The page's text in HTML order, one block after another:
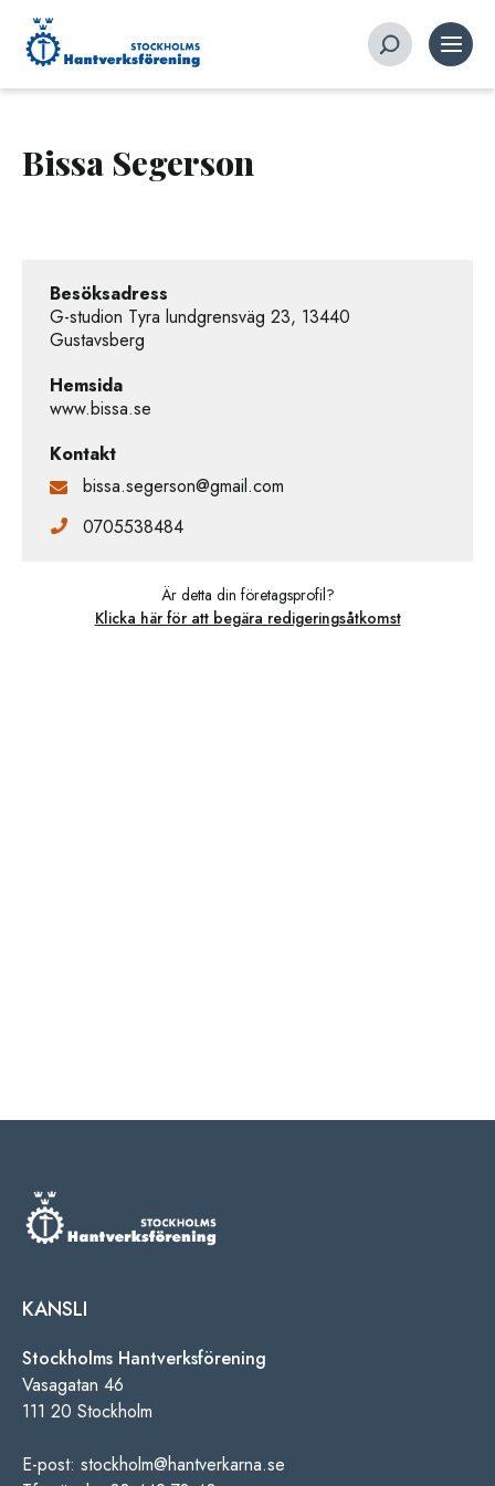
Bissa Segerson
Besöksadress
G-studion Tyra lundgrensväg 23, 13440
Gustavsberg
Hemsida
www.bissa.se
Kontakt
bissa.segerson@gmail.com
0705538484
Är detta din företagsprofil?
Klicka här för att begära redigeringsåtkomst
KANSLI
Stockholms Hantverksförening
Vasagatan 46
111 20 Stockholm
E-post: stockholm@hantverkarna.se